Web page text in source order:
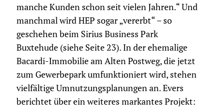
manche Kunden schon seit vielen Jahren.“ Und
manchmal wird HEP sogar „vererbt“ – so
geschehen beim Sirius Business Park
Buxtehude (siehe Seite 23). In der ehemalige
Bacardi-Immobilie am Alten Postweg, die jetzt
zum Gewerbepark umfunktioniert wird, stehen
vielfältige Umnutzungsplanungen an. Evers
berichtet über ein weiteres markantes Projekt: